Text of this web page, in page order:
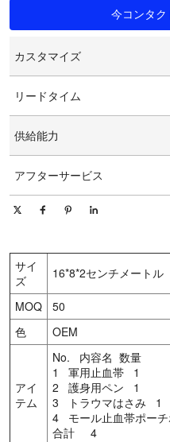
今コンタ
カスタマイズ
カスタマイズされたパッケー
リードタイム
供給能力
アフターサービス
サイ
ズ
16*8*2センチメートル
MOQ
50
色
OEM
アイ
テム
No. 内容名 数量
1 軍用止血帯 1
2 護身用ペン 1
3 トラウマはさみ 1
4 モール止血帯ポー
合計 4